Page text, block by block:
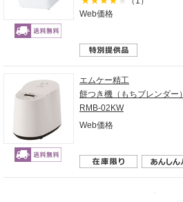
Web価格
エムケー精工
餅つき機（もちブレンダー）
RMB-02KW
Web価格